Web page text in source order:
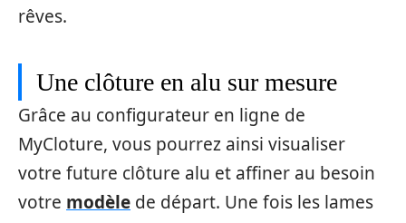
rêves.
Une clôture en alu sur mesure
Grâce au configurateur en ligne de
MyCloture, vous pourrez ainsi visualiser
votre future clôture alu et affiner au besoin
votre modèle de départ. Une fois les lames